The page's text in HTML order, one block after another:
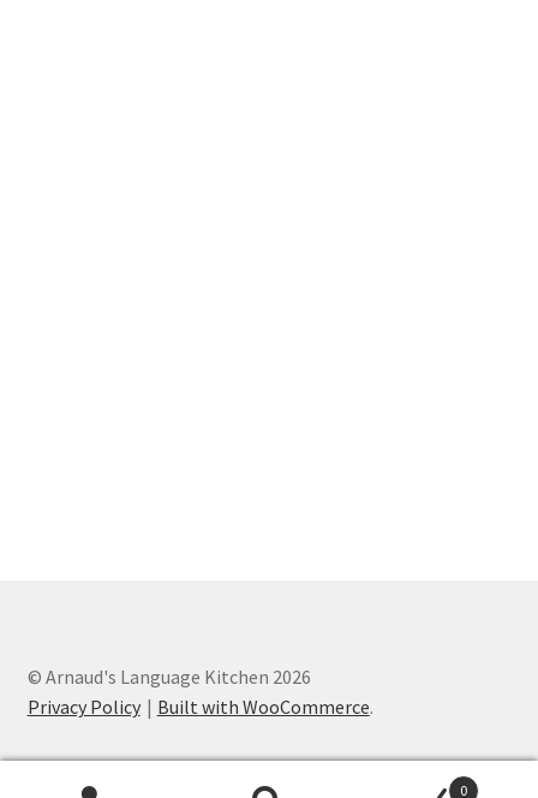
© Arnaud's Language Kitchen 2026
Privacy Policy
Built with WooCommerce.
0